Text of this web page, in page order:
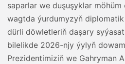
saparlar we duşuşyklar
wagtda ýurdumyzyň
dürli döwletleriň daşary
bilelikde 2026-njy ýylyň
Prezidentimiziň we Gahryman